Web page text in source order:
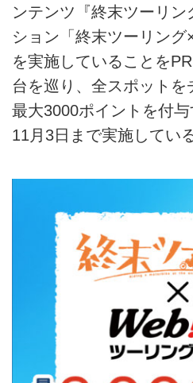
ンテンツ『終末ツーリ
ション「終末ツーリング
を実施していることを
台を巡り、全スポットを
最大3000ポイントを付
11月3日まで実施している